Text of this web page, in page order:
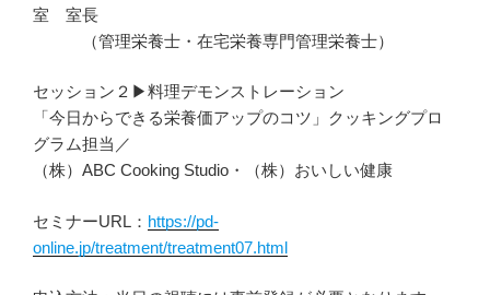
室 室長
（管理栄養士・在宅栄養専門管理栄養士）
セッション２▶料理デモンストレーション
「今日からできる栄養価アップのコツ」クッキングプロ
グラム担当／
（株）ABC Cooking Studio・（株）おいしい健康
セミナーURL： https://pd-
online.jp/treatment/treatment07.html